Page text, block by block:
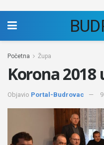
Početna Župa
Korona
Objavio Portal-Budrovac